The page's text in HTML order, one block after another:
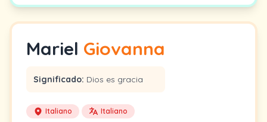
Mariel Giovanna
Significado: Dios es gracia
Italiano Italiano